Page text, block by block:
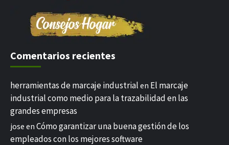
Comentarios recientes
herramientas de marcaje industrial en El marcaje
industrial como medio para la trazabilidad en las
grandes empresas
jose en Cómo garantizar una buena gestión de los
empleados con los mejores software